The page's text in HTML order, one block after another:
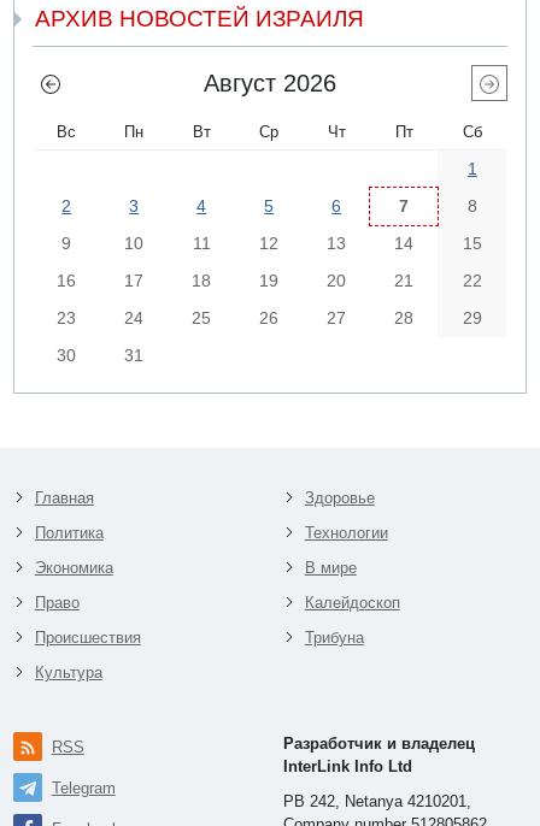
АРХИВ НОВОСТЕЙ ИЗРАИЛЯ
Август 2026
Вс Пн Вт Ср Чт Пт Сб
1
2
3 4 5 6 7
8
9
10 11 12 13 14
15
16
17 18 19 20 21
22
23
24 25 26 27 28
29
30
31
Главная
Политика
Экономика
Право
Происшествия
Культура
Здоровье
Технологии
В мире
Калейдоскоп
Трибуна
RSS
Telegram
Разработчик и владелец
InterLink Info Ltd
PB 242, Netanya 4210201,